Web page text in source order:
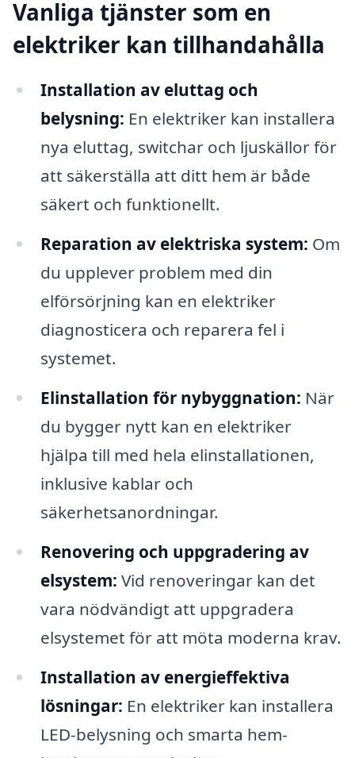
Vanliga tjänster som en
elektriker kan tillhandahålla
Installation av eluttag och
belysning: En elektriker kan installera
nya eluttag, switchar och ljuskällor för
att säkerställa att ditt hem är både
säkert och funktionellt.
Reparation av elektriska system: Om
du upplever problem med din
elförsörjning kan en elektriker
diagnosticera och reparera fel i
systemet.
Elinstallation för nybyggnation: När
du bygger nytt kan en elektriker
hjälpa till med hela elinstallationen,
inklusive kablar och
säkerhetsanordningar.
Renovering och uppgradering av
elsystem: Vid renoveringar kan det
vara nödvändigt att uppgradera
elsystemet för att möta moderna krav.
Installation av energieffektiva
lösningar: En elektriker kan installera
LED-belysning och smarta hem-